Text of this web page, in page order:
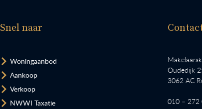
Snel naar
Woningaanbod
Aankoop
Verkoop
NWWI Taxatie
Oudedijk
3062 AC
010 – 272